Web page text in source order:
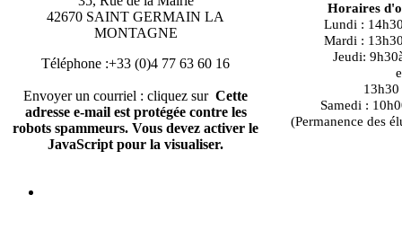
42670 SAINT GERMAIN LA
MONTAGNE
Téléphone :+33 (0)4 77 63 60 16
Envoyer un courriel : cliquez sur Cette
adresse e-mail est protégée contre les
robots spammeurs. Vous devez activer le
JavaScript pour la visualiser.
Horaires
Lundi :
Mardi :
Jeudi:
13h30 à
Samedi :
(Permanence des